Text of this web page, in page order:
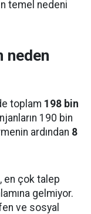
temel nedeni
neden
toplam 198 bin
190 bin
ardından 8
en çok talep
gelmiyor.
ve sosyal